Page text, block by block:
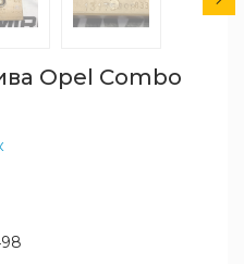
Opel Combo